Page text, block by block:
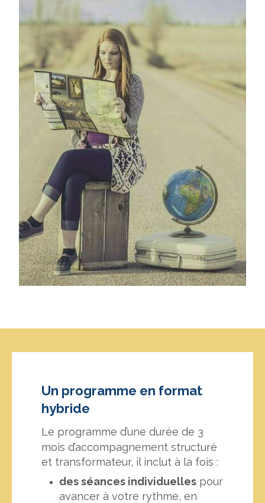
Un programme en format
hybride
Le programme d’une durée de 3
mois d’accompagnement structuré
et transformateur, il inclut à la fois :
des séances individuelles pour
avancer à votre rythme, en